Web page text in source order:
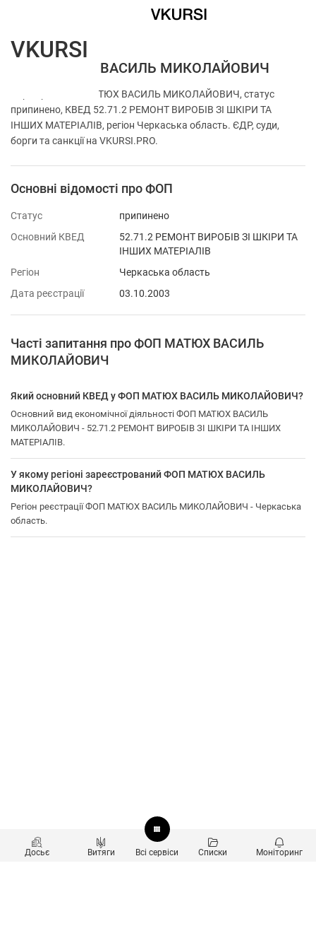
ФОП МАТЮХ ВАСИЛЬ МИКОЛАЙОВИЧ
Перевірка ФОП МАТЮХ ВАСИЛЬ МИКОЛАЙОВИЧ, статус
припинено, КВЕД 52.71.2 РЕМОНТ ВИРОБІВ ЗІ ШКІРИ ТА
ІНШИХ МАТЕРІАЛІВ, регіон Черкаська область. ЄДР, суди,
борги та санкції на VKURSI.PRO.
Основні відомості про ФОП
Статус
припинено
Основний КВЕД
52.71.2 РЕМОНТ ВИРОБІВ ЗІ ШКІРИ ТА
ІНШИХ МАТЕРІАЛІВ
Регіон
Черкаська область
Дата реєстрації
03.10.2003
Часті запитання про ФОП МАТЮХ ВАСИЛЬ
МИКОЛАЙОВИЧ
Який основний КВЕД у ФОП МАТЮХ ВАСИЛЬ МИКОЛАЙОВИЧ?
Основний вид економічної діяльності ФОП МАТЮХ ВАСИЛЬ
МИКОЛАЙОВИЧ - 52.71.2 РЕМОНТ ВИРОБІВ ЗІ ШКІРИ ТА ІНШИХ
МАТЕРІАЛІВ.
У якому регіоні зареєстрований ФОП МАТЮХ ВАСИЛЬ
МИКОЛАЙОВИЧ?
Регіон реєстрації ФОП МАТЮХ ВАСИЛЬ МИКОЛАЙОВИЧ - Черкаська
область.
Досьє Витяги Всі сервіси Списки Моніторинг
VKURSI